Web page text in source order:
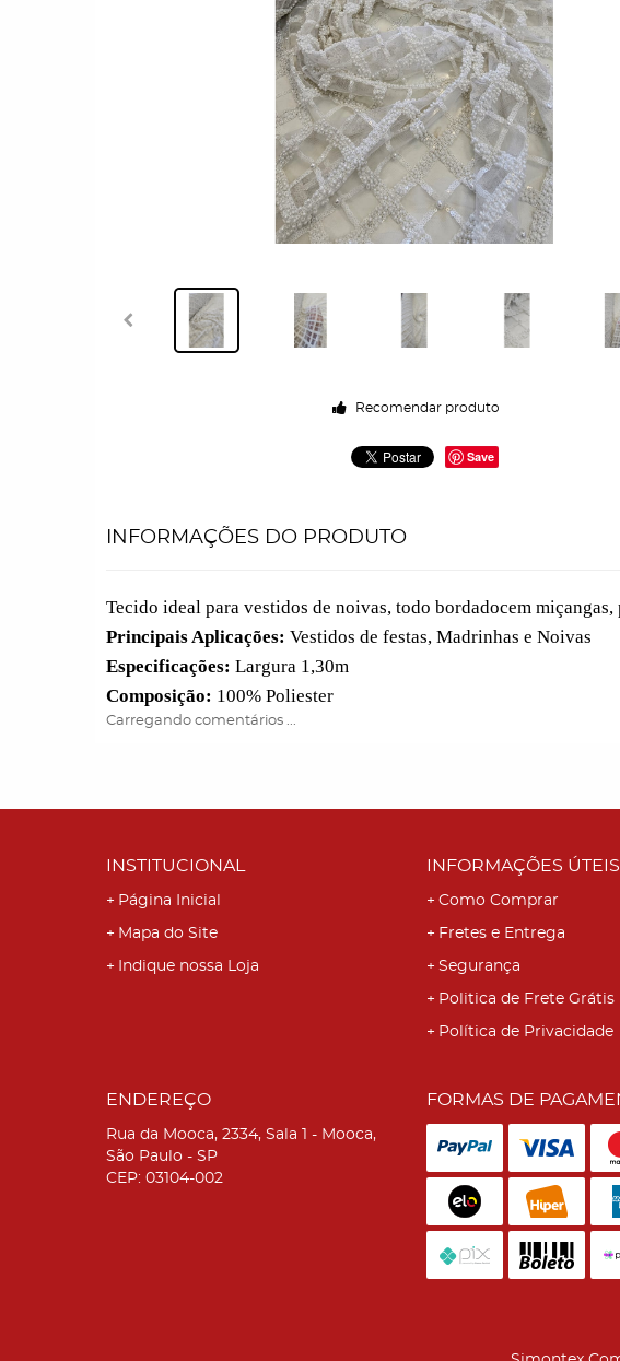
Recomendar produto
Save
INFORMAÇÕES DO PRODUTO
Tecido ideal para vestidos de noivas, todo bordadocem
Principais Aplicações: Vestidos de festas, Madrinhas e Noivas
Especificações: Largura 1,30m
Composição: 100% Poliester
Carregando comentários ...
INSTITUCIONAL
Página Inicial
Mapa do Site
Indique nossa Loja
INFORMAÇÕES ÚTEIS
Como Comprar
Fretes e Entrega
Segurança
Politica de Frete Grátis
Política de Privacidade
ENDEREÇO
Rua da Mooca, 2334, Sala 1 - Mooca,
São Paulo - SP
CEP: 03104-002
FORMAS DE